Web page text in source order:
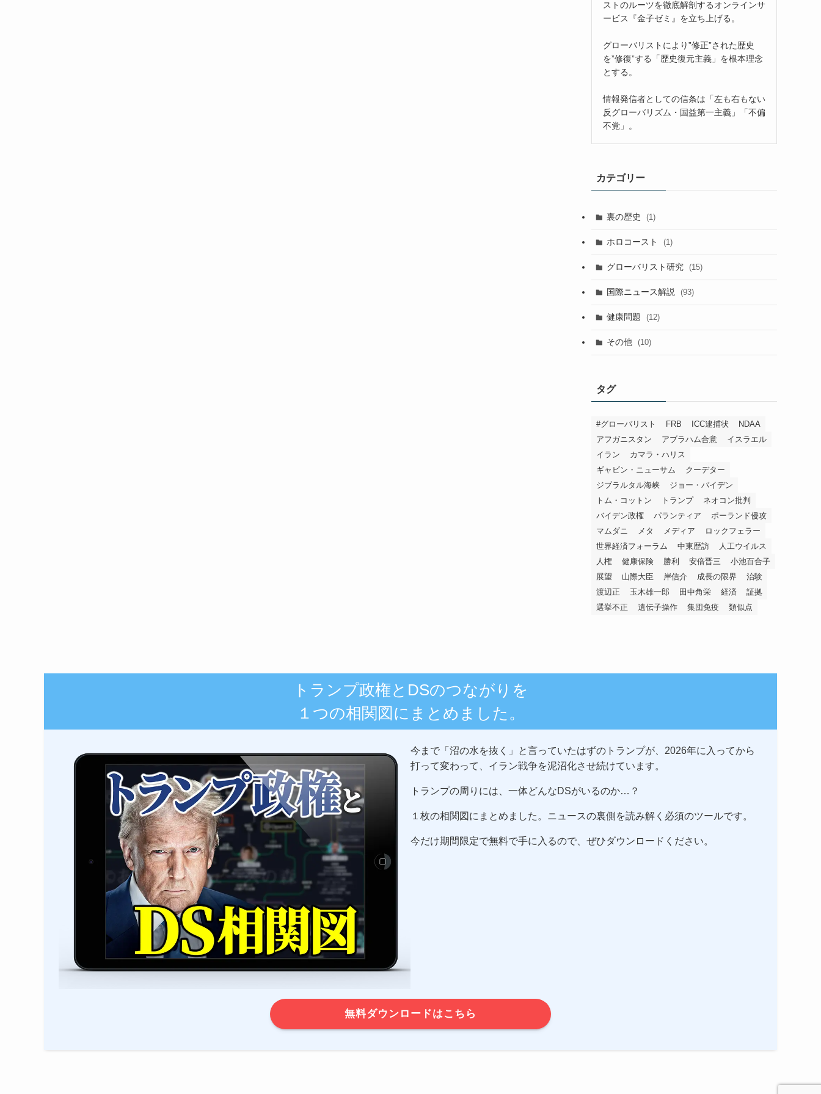
ストのルーツを徹底解剖するオンラインサ
ービス『金子ゼミ』を立ち上げる。
グローバリストにより”修正”された歴史
を”修復”する「歴史復元主義」を根本理念
とする。
情報発信者としての信条は「左も右もない
反グローバリズム・国益第一主義」「不偏
不党」。
カテゴリー
裏の歴史 (1)
ホロコースト (1)
グローバリスト研究 (15)
国際ニュース解説 (93)
健康問題 (12)
その他 (10)
タグ
#グローバリスト FRB ICC逮捕状
NDAA
アフガニスタン
アブラハム合意
イスラエル
イラン
カマラ・ハリス
ギャビン・ニューサム
クーデター
ジブラルタル海峡
ジョー・バイデン
トム・コットン
トランプ
ネオコン批判
バイデン政権
パランティア
ポーランド侵攻
マムダニ
メタ メディア
ロックフェラー
世界経済フォーラム
中東歴訪
人工ウイルス
人権
健康保険 勝利 安倍晋三
小池百合子
展望
山際大臣 岸信介 成長の限界
治験
渡辺正
玉木雄一郎 田中角栄 経済
証拠
選挙不正
遺伝子操作 集団免疫 類似点
トランプ政権とDSのつながりを
１つの相関図にまとめました。
今まで「沼の水を抜く」と言っていたはずのトランプが、2026年に入ってから
打って変わって、イラン戦争を泥沼化させ続けています。
トランプの周りには、一体どんなDSがいるのか…？
１枚の相関図にまとめました。ニュースの裏側を読み解く必須のツールです。
今だけ期間限定で無料で手に入るので、ぜひダウンロードください。
無料ダウンロードはこちら